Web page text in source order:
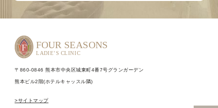
〒860-0846 熊本市中央区城東町4番7号グランガーデン
熊本ビル2階(ホテルキャッスル隣)
>サイトマップ